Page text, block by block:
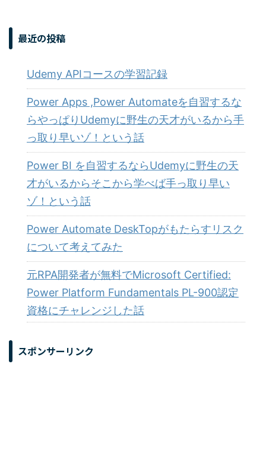
最近の投稿
Udemy APIコースの学習記録
Power Apps ,Power Automateを自習するな
らやっぱりUdemyに野生の天才がいるから手
っ取り早いゾ！という話
Power BI を自習するならUdemyに野生の天
才がいるからそこから学べば手っ取り早い
ゾ！という話
Power Automate DeskTopがもたらすリスク
について考えてみた
元RPA開発者が無料でMicrosoft Certified:
Power Platform Fundamentals PL-900認定
資格にチャレンジした話
スポンサーリンク